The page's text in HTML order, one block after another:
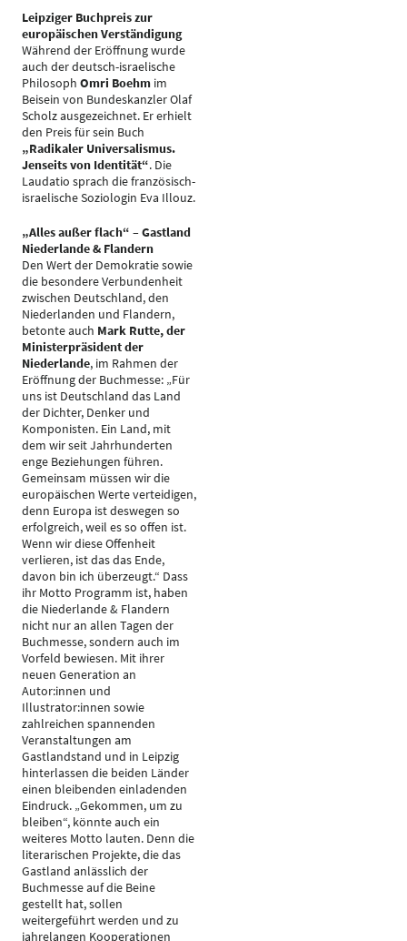
Leipziger Buchpreis zur
europäischen Verständigung
Während der Eröffnung wurde
auch der deutsch-israelische
Philosoph Omri Boehm im
Beisein von Bundeskanzler Olaf
Scholz ausgezeichnet. Er erhielt
den Preis für sein Buch
„Radikaler Universalismus.
Jenseits von Identität“. Die
Laudatio sprach die französisch-
israelische Soziologin Eva Illouz.
„Alles außer flach“ – Gastland
Niederlande & Flandern
Den Wert der Demokratie sowie
die besondere Verbundenheit
zwischen Deutschland, den
Niederlanden und Flandern,
betonte auch Mark Rutte, der
Ministerpräsident der
Niederlande, im Rahmen der
Eröffnung der Buchmesse: „Für
uns ist Deutschland das Land
der Dichter, Denker und
Komponisten. Ein Land, mit
dem wir seit Jahrhunderten
enge Beziehungen führen.
Gemeinsam müssen wir die
europäischen Werte verteidigen,
denn Europa ist deswegen so
erfolgreich, weil es so offen ist.
Wenn wir diese Offenheit
verlieren, ist das das Ende,
davon bin ich überzeugt.“ Dass
ihr Motto Programm ist, haben
die Niederlande & Flandern
nicht nur an allen Tagen der
Buchmesse, sondern auch im
Vorfeld bewiesen. Mit ihrer
neuen Generation an
Autor:innen und
Illustrator:innen sowie
zahlreichen spannenden
Veranstaltungen am
Gastlandstand und in Leipzig
hinterlassen die beiden Länder
einen bleibenden einladenden
Eindruck. „Gekommen, um zu
bleiben“, könnte auch ein
weiteres Motto lauten. Denn die
literarischen Projekte, die das
Gastland anlässlich der
Buchmesse auf die Beine
gestellt hat, sollen
weitergeführt werden und zu
jahrelangen Kooperationen